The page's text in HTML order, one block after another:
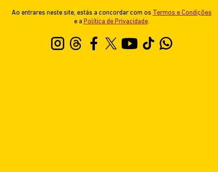
Ao entrares neste site, estás a concordar com os Termos e Condições
e a Política de Privacidade.